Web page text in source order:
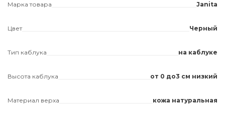
Марка товара Janita
Цвет Черный
Тип каблука на каблуке
Высота каблука от 0 до3 см низкий
Материал верха кожа натуральная